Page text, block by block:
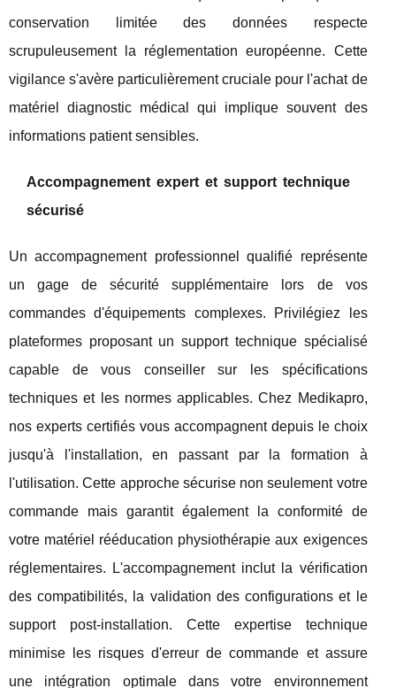
conservation limitée des données respecte
scrupuleusement la réglementation européenne. Cette
vigilance s'avère particulièrement cruciale pour l'achat de
matériel diagnostic médical qui implique souvent des
informations patient sensibles.
Accompagnement expert et support technique
sécurisé
Un accompagnement professionnel qualifié représente
un gage de sécurité supplémentaire lors de vos
commandes d'équipements complexes. Privilégiez les
plateformes proposant un support technique spécialisé
capable de vous conseiller sur les spécifications
techniques et les normes applicables. Chez Medikapro,
nos experts certifiés vous accompagnent depuis le choix
jusqu'à l'installation, en passant par la formation à
l'utilisation. Cette approche sécurise non seulement votre
commande mais garantit également la conformité de
votre matériel rééducation physiothérapie aux exigences
réglementaires. L'accompagnement inclut la vérification
des compatibilités, la validation des configurations et le
support post-installation. Cette expertise technique
minimise les risques d'erreur de commande et assure
une intégration optimale dans votre environnement